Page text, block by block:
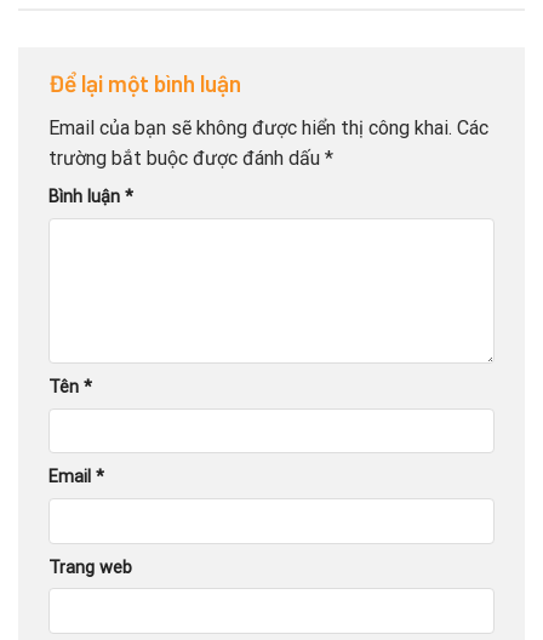
Để lại một bình luận
Email của bạn sẽ không được hiển thị công khai. Các
trường bắt buộc được đánh dấu *
Bình luận *
Tên *
Email *
Trang web